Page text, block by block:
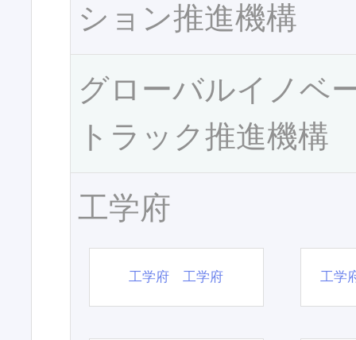
ション推進機構
グローバルイノベ
トラック推進機構
工学府
工学府 工学府 工学